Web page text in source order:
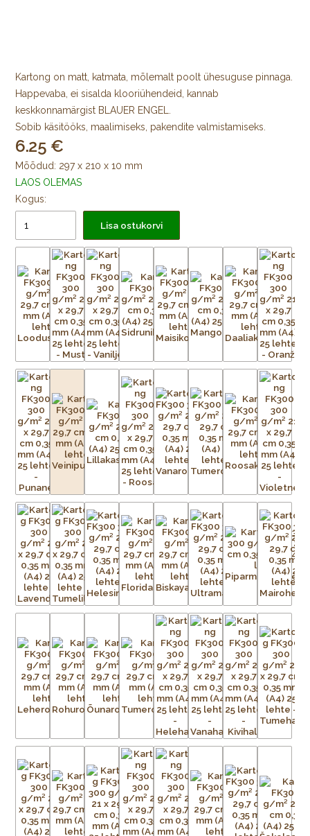
Kartong on matt, katmata, mõlemalt poolt ühesuguse pinnaga.
Happevaba, ei sisalda klooriühendeid, kannab
keskkonnamärgist BLAUER ENGEL.
Sobib käsitööks, maalimiseks, pakendite valmistamiseks.
6.25
Mõõdud: 297 x 210 x 10 mm
LAOS OLEMAS
Kogus:
Lisa ostukorvi